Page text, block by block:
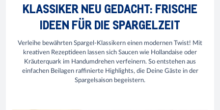
KLASSIKER NEU GEDACHT: FRISCHE
IDEEN FÜR DIE SPARGELZEIT
Verleihe bewährten Spargel-Klassikern einen modernen Twist! Mit
kreativen Rezeptideen lassen sich Saucen wie Hollandaise oder
Kräuterquark im Handumdrehen verfeinern. So entstehen aus
einfachen Beilagen raffinierte Highlights, die Deine Gäste in der
Spargelsaison begeistern.